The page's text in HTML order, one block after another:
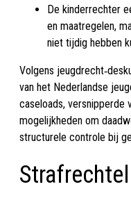
De kinderrechter
en maatregelen,
niet tijdig hebben
Volgens
van het Nederlandse
caseloads, versnipperde
mogelijkheden om
structurele controle bij